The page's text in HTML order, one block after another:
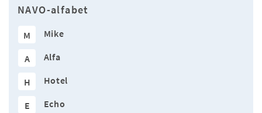
NAVO-alfabet
M Mike
A Alfa
H Hotel
E Echo